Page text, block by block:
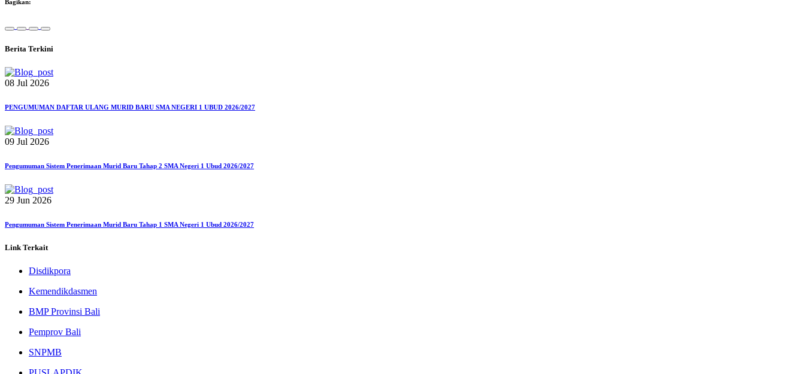
Bagikan:
Berita Terkini
08 Jul 2026
PENGUMUMAN DAFTAR ULANG MURID BARU SMA NEGERI 1 UBUD 2026/2027
09 Jul 2026
Pengumuman Sistem Penerimaan Murid Baru Tahap 2 SMA Negeri 1 Ubud 2026/2027
29 Jun 2026
Pengumuman Sistem Penerimaan Murid Baru Tahap 1 SMA Negeri 1 Ubud 2026/2027
Link Terkait
Disdikpora
Kemendikdasmen
BMP Provinsi Bali
Pemprov Bali
SNPMB